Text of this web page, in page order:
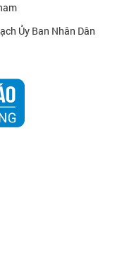
Ủy Ban Nhân Dân